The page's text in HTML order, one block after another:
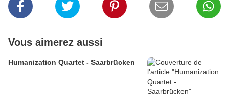
Vous aimerez aussi
Humanization Quartet - Saarbrücken